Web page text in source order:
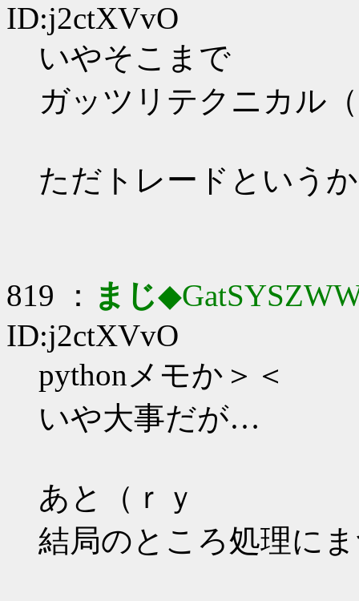
ID:j2ctXVvO
いやそこまで
ガッツリテクニカル
ただトレードという
819 ： まじ
ID:j2ctXVvO
pythonメモか＞＜
いや大事だが…
あと（ｒｙ
結局のところ処理に